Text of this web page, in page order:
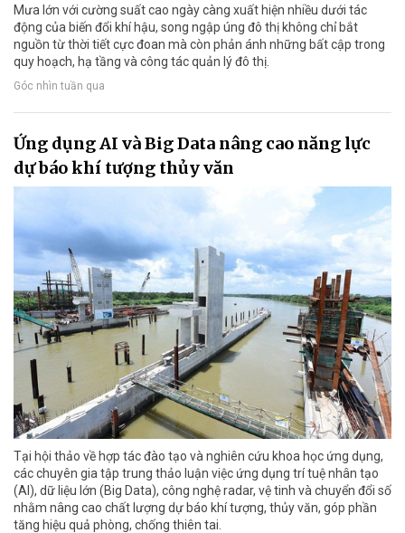
Mưa lớn với cường suất cao ngày càng xuất hiện nhiều dưới tác
động của biến đổi khí hậu, song ngập úng đô thị không chỉ bắt
nguồn từ thời tiết cực đoan mà còn phản ánh những bất cập trong
quy hoạch, hạ tầng và công tác quản lý đô thị.
Góc nhìn tuần qua
Ứng dụng AI và Big Data nâng cao năng lực
dự báo khí tượng thủy văn
Tại hội thảo về hợp tác đào tạo và nghiên cứu khoa học ứng dụng,
các chuyên gia tập trung thảo luận việc ứng dụng trí tuệ nhân tạo
(AI), dữ liệu lớn (Big Data), công nghệ radar, vệ tinh và chuyển đổi số
nhằm nâng cao chất lượng dự báo khí tượng, thủy văn, góp phần
tăng hiệu quả phòng, chống thiên tai.